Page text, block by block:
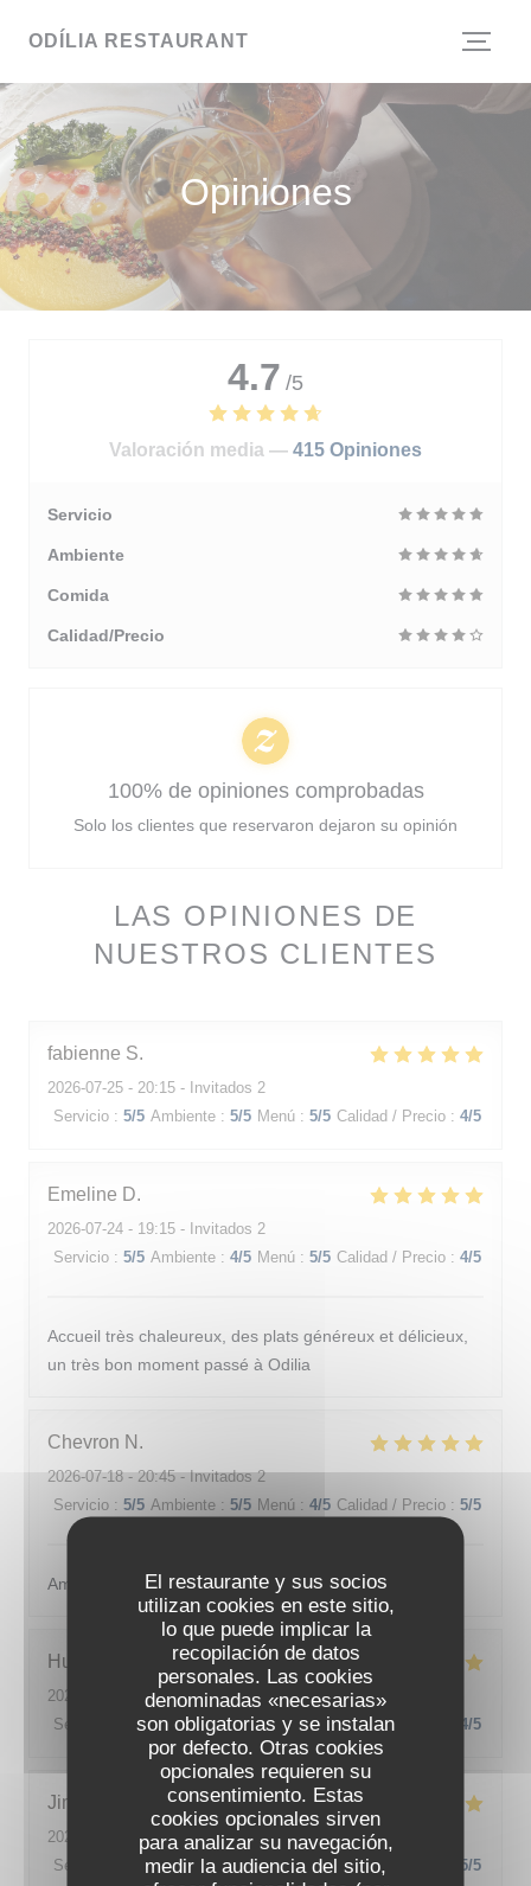
El restaurante y sus socios
utilizan cookies en este sitio,
lo que puede implicar la
recopilación de datos
personales. Las cookies
denominadas «necesarias»
son obligatorias y se instalan
por defecto. Otras cookies
opcionales requieren su
consentimiento. Estas
cookies opcionales sirven
para analizar su navegación,
medir la audiencia del sitio,
ODÍLIA RESTAURANT
Opiniones
LAS OPINIONES DE
NUESTROS CLIENTES
fabienne S
2026-07-25 - 20:15 - Invitados 2
Servicio : 5/5 Ambiente : 5/5 Menú : 5/5 Calidad / Precio : 4/5
Emeline D
2026-07-24 - 19:15 - Invitados 2
Servicio : 5/5 Ambiente : 4/5 Menú : 5/5 Calidad / Precio : 4/5
Accueil très chaleureux, des plats généreux et délicieux,
un très bon moment passé à Odilia
Chevron N
2026-07-18- 20:45 - Invitados 2
Servicio : 5/5 Ambiente : 5/5 Menú : 4/5 Calidad / Precio : 5/5
Ambiance sympathique et nourriture originale
Hugo
2026-07-08
- 20:30 - Invitados 2
Servicio
/5 Ambiente: 4/5 Menú : 5/5 Calidad / Precio 4/5
Jimmy
2026-07-07
- 20:00 - Invitados 2
Servicio
Ambiente : 5 /5 Menú: 5/5 Calidad / Precio 5/5
4.7 /5
Valoración media — 415 Opiniones
Servicio
Ambiente
Comida
Calidad/Precio
100% de opiniones comprobadas
Solo los clientes que reservaron dejaron su opinión